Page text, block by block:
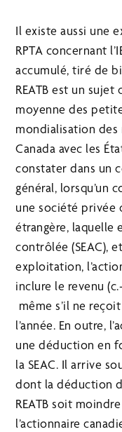
Il existe aussi une
RPTA concernant
accumulé, tiré de
REATB est un
moyenne des
mondialisation des
Canada avec les
constater dans un
général, lorsqu’un
une société privée
étrangère, laquelle
contrôlée (SEAC),
exploitation,
inclure le revenu
même s’il ne
l’année. En outre,
une déduction en
la SEAC. Il arrive
dont la déduction
REATB soit
l’actionnaire